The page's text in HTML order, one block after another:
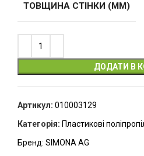
ТОВЩИНА СТІНКИ (ММ)
ДОДАТИ В
Артикул: 010003129
Категорія: Пластикові
Бренд: SIMONA AG